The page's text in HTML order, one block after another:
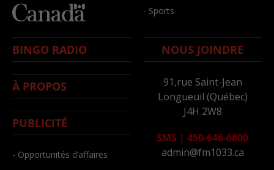
- Sports
BINGO RADIO
À PROPOS
PUBLICITÉ
- Opportunités d’affaires
NOUS JOINDRE
91,rue Saint-Jean
Longueuil (Québec)
J4H 2W8
SMS | 450-646-6800
admin@fm1033.ca